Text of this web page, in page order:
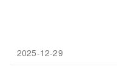
2025-12-29